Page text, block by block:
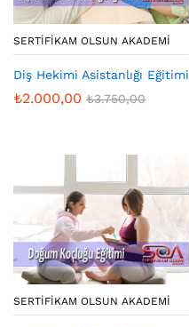
SERTIFIKAM OLSUN AKADEMI
Diş Hekimi Asistanlığı Eğitimi
₺2.000,00 ₺3.750,00
SERTIFIKAM OLSUN AKADEMI